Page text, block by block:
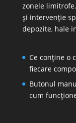
zonele
și intervenție
depozite, hale
Ce conține o
fiecare
Butonul
cum